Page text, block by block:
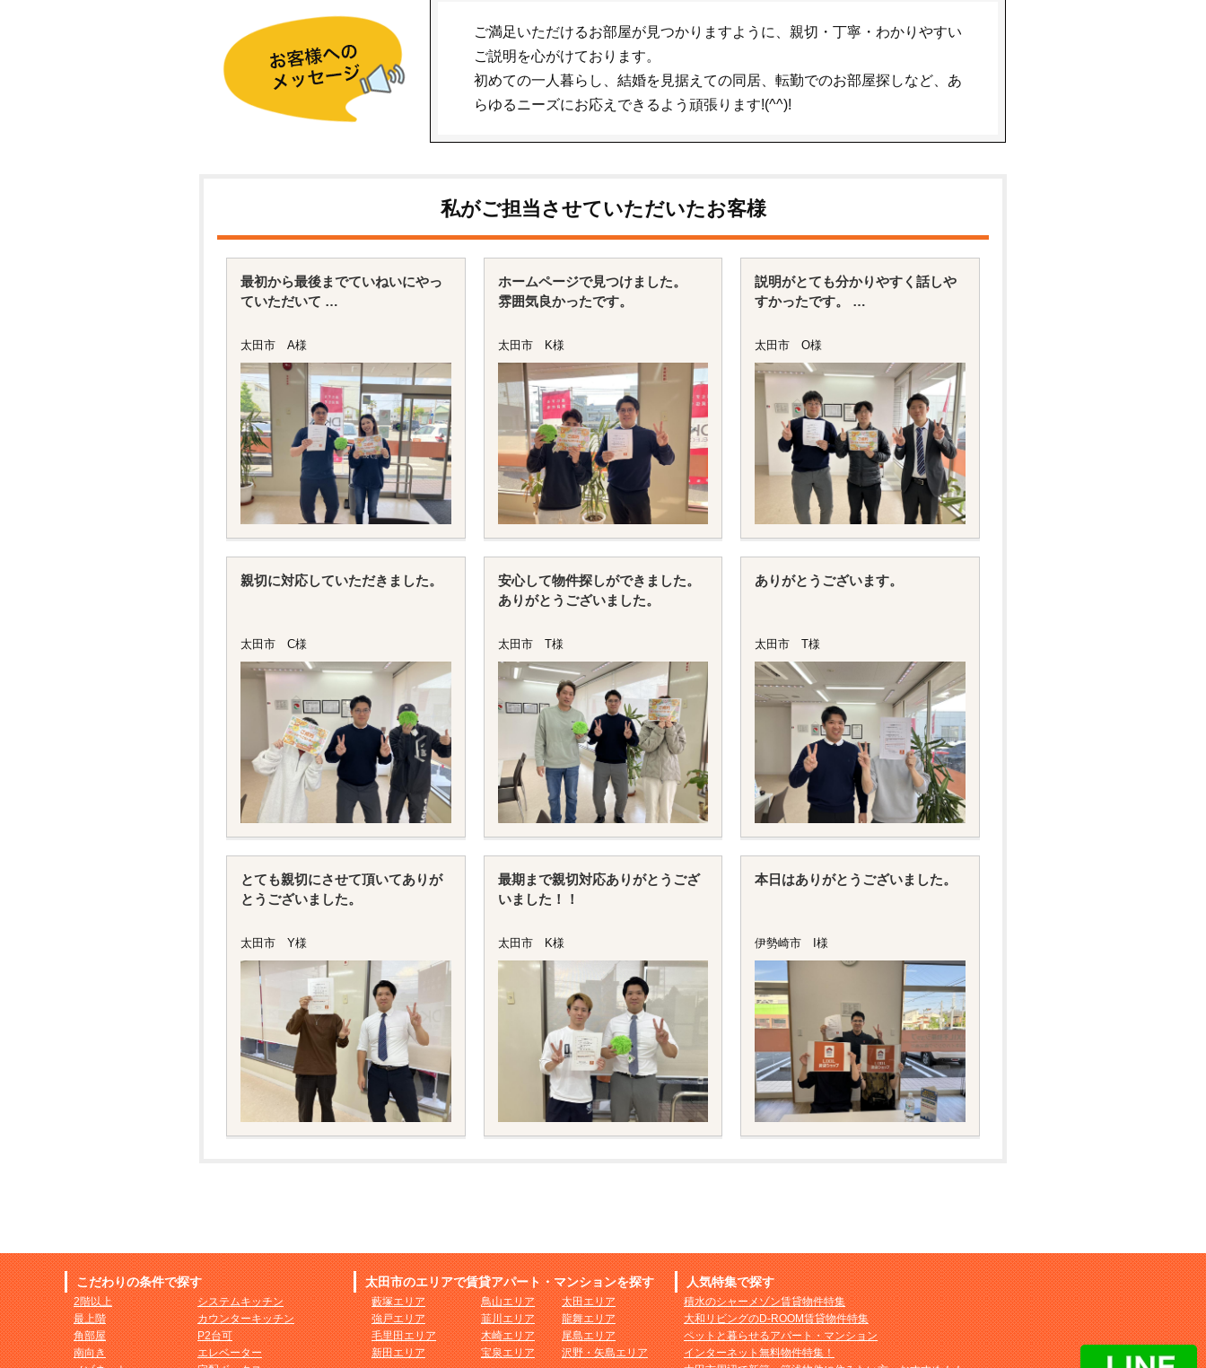
ご満足いただけるお部屋が見つかりますように、親切・丁寧・わかりやすい
ご説明を心がけております。
初めての一人暮らし、結婚を見据えての同居、転勤でのお部屋探しなど、あ
らゆるニーズにお応えできるよう頑張ります!(^^)!
私がご担当させていただいたお客様
最初から最後までていねいにやっ
ていただいて
心しました。
太田市 A様
ホームページで見つけました。
雰囲気良かったです。
太田市 K様
説明がとても分かりやすく話しや
すかったです。
太田市 O様
親切に対応していただきました。
太田市 C様
安心して物件探しができました。
ありがとうございました。
太田市 T様
ありがとうございます。
太田市 T様
とても親切にさせて頂いてありが
とうございました。
太田市 Y様
最期まで親切対応ありがとうござ
いました！！
太田市 K様
本日はありがとうございました。
伊勢崎市 I様
こだわりの条件で探す
2階以上
最上階
角部屋
南向き
システムキッチン
カウンターキッチン
P2台可
エレベーター
太田市のエリアで賃貸アパート・マンションを探す
藪塚エリア
強戸エリア
毛里田エリア
新田エリア
鳥山エリア
韮川エリア
木崎エリア
宝泉エリア
太田エリア
龍舞エリア
尾島エリア
沢野・矢島エリア
人気特集で探す
積水のシャーメゾン賃貸物件特集
大和リビングのD-ROOM賃貸物件特集
ペットと暮らせるアパート・マンション
インターネット無料物件特集！